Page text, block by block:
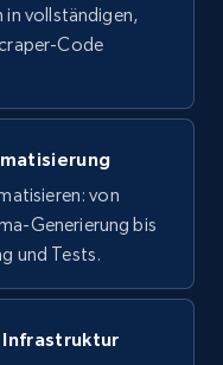
by
Initial
Gratis testen
by using
in vollständigen,
Code
von
Generierung bis
und Tests.